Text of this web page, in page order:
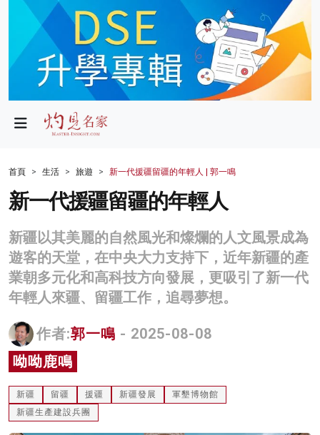
政局
財經
生活
商業
科技
名家榜
灼見活動
關於我們
首頁 生活 旅遊 新一代援疆留疆的年輕人 | 郭一鳴
新一代援疆留疆的年輕人
新疆以其美麗的自然風光和燦爛的人文風景成為
遊客的天堂，在中央大力支持下，近年新疆的產
業朝多元化和高科技方向發展，更吸引了新一代
年輕人來疆、留疆工作，追尋夢想。
作者:郭一鳴 - 2025-08-08
呦呦鹿鳴
新疆 留疆 援疆 新疆發展
軍墾博物館
新疆生產建設兵團